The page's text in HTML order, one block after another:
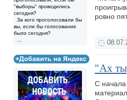
"выборы" проводились
сегодня?
За кого проголосовали бы
вы, если бы голосование
было сегодня?
ровно
"Ах
С начала